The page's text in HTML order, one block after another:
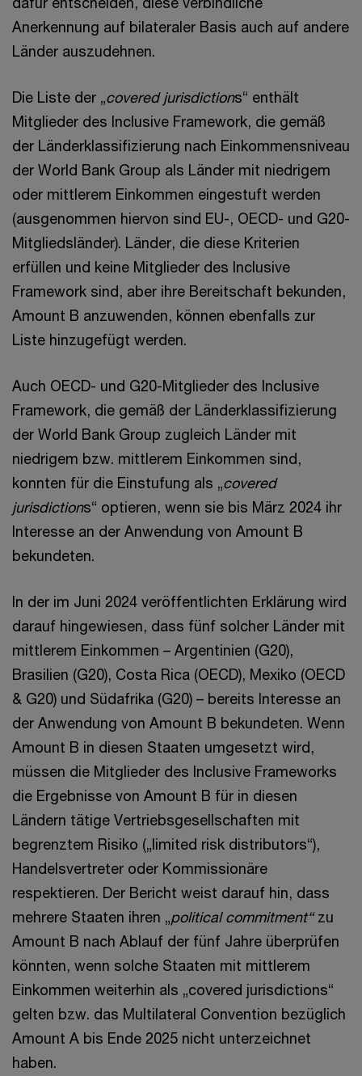
Anerkennung auf bilateraler Basis auch auf andere
Länder auszudehnen.
Die Liste der „covered jurisdictions“ enthält
Mitglieder des Inclusive Framework, die gemäß
der Länderklassifizierung nach Einkommensniveau
der World Bank Group als Länder mit niedrigem
oder mittlerem Einkommen eingestuft werden
(ausgenommen hiervon sind EU-, OECD- und G20-
Mitgliedsländer). Länder, die diese Kriterien
erfüllen und keine Mitglieder des Inclusive
Framework sind, aber ihre Bereitschaft bekunden,
Amount B anzuwenden, können ebenfalls zur
Liste hinzugefügt werden.
Auch OECD- und G20-Mitglieder des Inclusive
Framework, die gemäß der Länderklassifizierung
der World Bank Group zugleich Länder mit
niedrigem bzw. mittlerem Einkommen sind,
konnten für die Einstufung als „covered
jurisdictions“ optieren, wenn sie bis März 2024 ihr
Interesse an der Anwendung von Amount B
bekundeten.
In der im Juni 2024 veröffentlichten Erklärung wird
darauf hingewiesen, dass fünf solcher Länder mit
mittlerem Einkommen – Argentinien (G20),
Brasilien (G20), Costa Rica (OECD), Mexiko (OECD
& G20) und Südafrika (G20) – bereits Interesse an
der Anwendung von Amount B bekundeten. Wenn
Amount B in diesen Staaten umgesetzt wird,
müssen die Mitglieder des Inclusive Frameworks
die Ergebnisse von Amount B für in diesen
Ländern tätige Vertriebsgesellschaften mit
begrenztem Risiko („limited risk distributors“),
Handelsvertreter oder Kommissionäre
respektieren. Der Bericht weist darauf hin, dass
mehrere Staaten ihren „political commitment“zu
Amount B nach Ablauf der fünf Jahre überprüfen
könnten, wenn solche Staaten mit mittlerem
Einkommen weiterhin als „covered jurisdictions“
gelten bzw. das Multilateral Convention bezüglich
Amount A bis Ende 2025 nicht unterzeichnet
haben.